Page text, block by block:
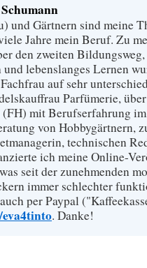
und Gärtnern sind meine
Jahre mein Beruf. Zu
den zweiten
und lebenslanges Lernen
auf sehr
Parfümerie,
(FH) mit Berufserfahrung
von Hobbygärtnern,
technischen
ich meine Online-
seit der zunehmenden
immer schlechter
per Paypal
. Danke!